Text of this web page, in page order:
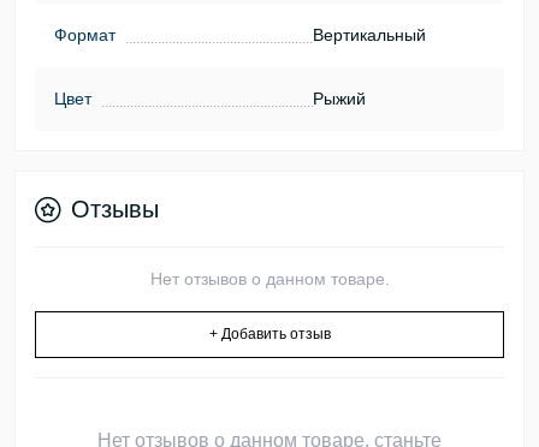
Формат Вертикальный
Цвет Рыжий
Отзывы
Нет отзывов о данном товаре.
+ Добавить отзыв
Нет отзывов о данном товаре, станьте